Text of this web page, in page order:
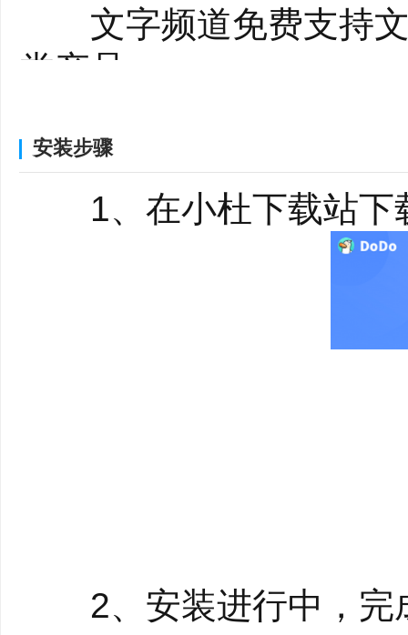
文字频道免费支持文
类产品
超级群的头像和封面
群表情包默认支持
安装步骤
1、在小杜下载站下
2、安装进行中，完